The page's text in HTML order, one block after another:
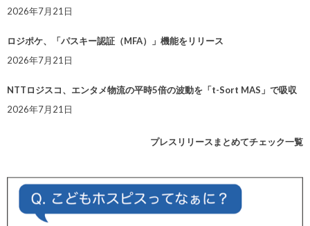
2026年7月21日
ロジポケ、「パスキー認証（MFA）」機能をリリース
2026年7月21日
NTTロジスコ、エンタメ物流の平時5倍の波動を「t-Sort MAS」で吸収
2026年7月21日
プレスリリースまとめてチェック一覧